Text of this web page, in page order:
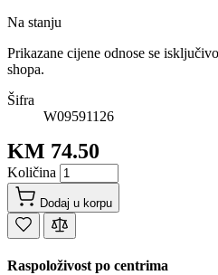
Na stanju
Prikazane cijene odnose se
shopa.
Šifra
W09591126
KM 74.50
Količina
Dodaj u korpu
Raspoloživost po centrima